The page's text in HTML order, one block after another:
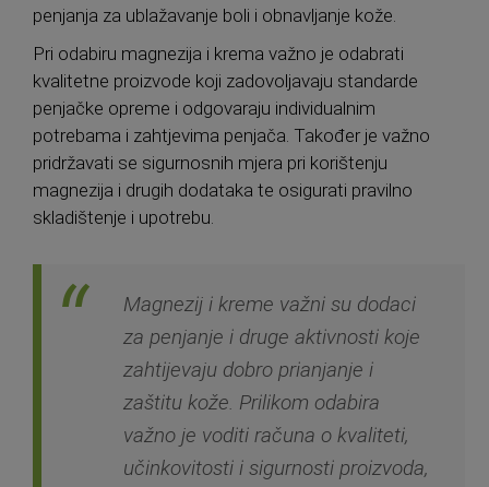
penjanja za ublažavanje boli i obnavljanje kože.
Pri odabiru magnezija i krema važno je odabrati
kvalitetne proizvode koji zadovoljavaju standarde
penjačke opreme i odgovaraju individualnim
potrebama i zahtjevima penjača. Također je važno
pridržavati se sigurnosnih mjera pri korištenju
magnezija i drugih dodataka te osigurati pravilno
skladištenje i upotrebu.
Magnezij i kreme važni su dodaci
za penjanje i druge aktivnosti koje
zahtijevaju dobro prianjanje i
zaštitu kože. Prilikom odabira
važno je voditi računa o kvaliteti,
učinkovitosti i sigurnosti proizvoda,